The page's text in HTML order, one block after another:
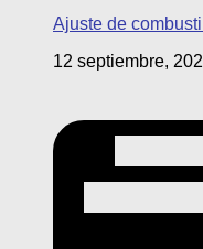
Ajuste de
12 septiembre,